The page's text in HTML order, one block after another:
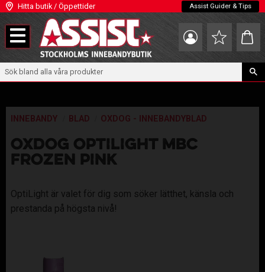
Meny
Hitta butik / Öppettider Assist Guider & Tips
Favoriter
INNEBANDY BLAD OXDOG - INNEBANDYBLAD
OXDOG OPTILIGHT MBC
FROZEN PINK
OptiLight är valet för dig som söker lätthet, känsla och
prestanda på högsta nivå!